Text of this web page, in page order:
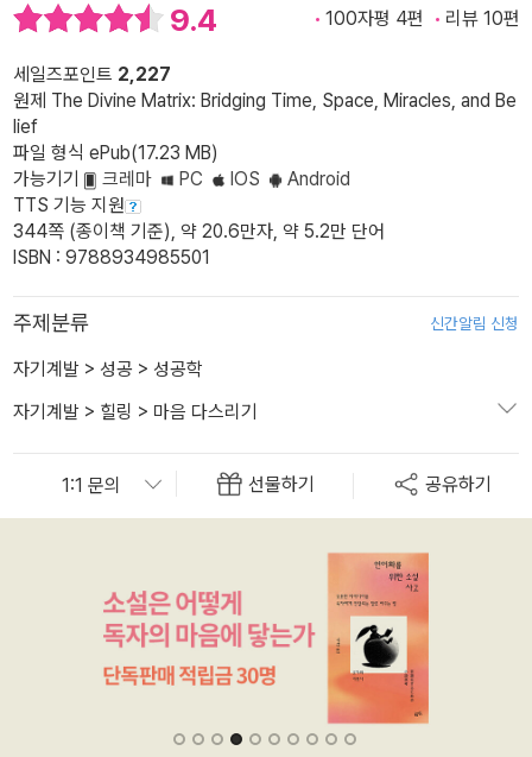
9.4 100자평 4편 리뷰 10편
세일즈포인트 2,227
원제 The Divine Matrix: Bridging Time, Space, Miracles, and Be
lief
파일 형식 ePub(17.23 MB)
가능기기
크레마 PC IOS
Android
TTS 기능 지원
344쪽 (종이책 기준), 약 20.6만자, 약 5.2만 단어
ISBN : 9788934985501
주제분류 신간알림 신청
자기계발 > 성공 > 성공학
자기계발 > 힐링 > 마음 다스리기
선물하기 공유하기